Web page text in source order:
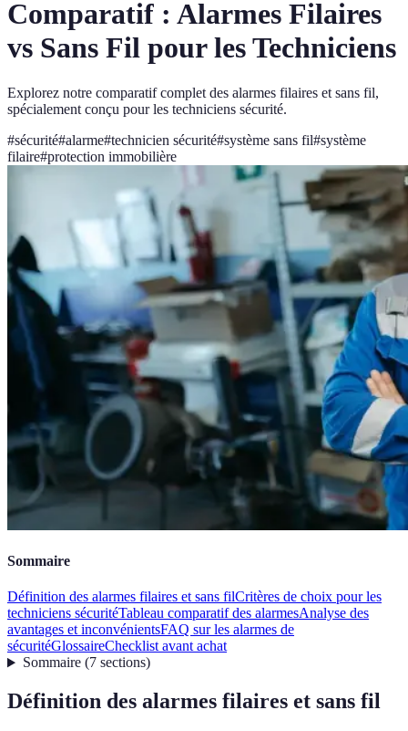
Comparatif : Alarmes Filaires
vs Sans Fil pour les Techniciens
Explorez notre comparatif complet des alarmes filaires et sans fil,
spécialement conçu pour les techniciens sécurité.
#sécurité#alarme#technicien sécurité#système sans fil#système
filaire#protection immobilière
Sommaire
Définition des alarmes filaires et sans filCritères de choix pour les
techniciens sécuritéTableau comparatif des alarmesAnalyse des
avantages et inconvénientsFAQ sur les alarmes de
sécuritéGlossaireChecklist avant achat
Sommaire(7 sections)
Définition des alarmes filaires et sans fil